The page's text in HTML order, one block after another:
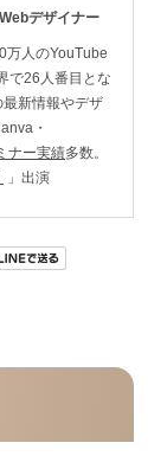
デザイナー
万人のYouTube
で26人番目とな
新情報やデザ
・
ナー実績多数。
」出演